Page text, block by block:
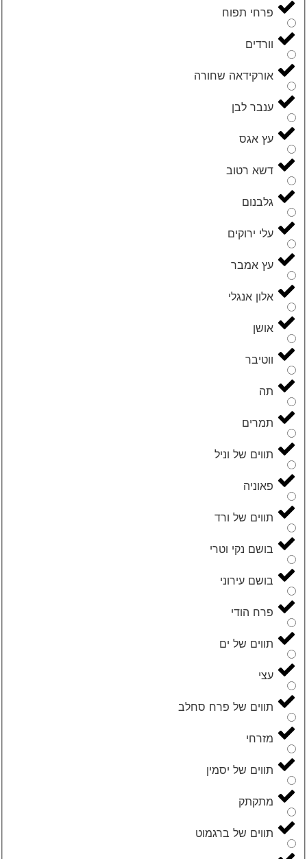
פרחי תפוח
וורדים
אורקידאה שחורה
ענבר לבן
עץ אגס
דשא רטוב
גלבנום
עלי ירוקים
עץ אמבר
אלון אנגלי
אושן
ווטיבר
תה
תמרים
תווים של וניל
פאוניה
תווים של ורד
בושם נקי וטרי
בושם עירוני
פרח הודי
תווים של ים
עצי
תווים של פרח סחלב
מזרחי
תווים של יסמין
מתקתק
תווים של ברגמוט